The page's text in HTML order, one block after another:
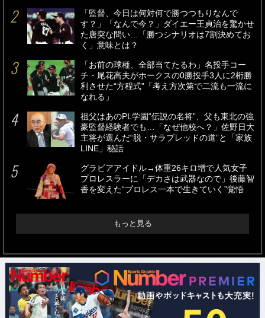
「監督、今日は何対何で勝つつもりなんで
す？」「なんで今？」ダイエー王貞治を驚かせ
た唐突な問い…「勝つシナリオは7割決めてお
く」意味とは？
「お前の球種、全部当てたるわ」名投手コー
チ・尾花高夫がホークスの0勝投手3人に2桁勝
利させた“方程式”「考え方次第で二流も一流に
なれる」
祖父はあのPL学園“伝説の名将”、父も東北の強
豪監督経験者でも…「なぜ他校へ？」佐野日大
主将が選んだ“脱・サラブレッドの道”と「家族
LINE」秘話
グラビアアイドル→体重26キロ増で人気女子
プロレスラーに「デカさは武器なので」後藤智
香を変えた“プロレス一本で生きていく”覚悟
もっと見る